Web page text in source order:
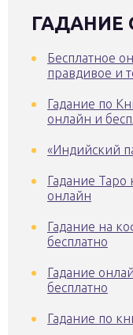
ГАДАНИЕ
Бесплатное
правдивое и
Гадание по
онлайн и
«Индийский
Гадание Таро
онлайн
Гадание на
бесплатно
Гадание
бесплатно
Гадание по